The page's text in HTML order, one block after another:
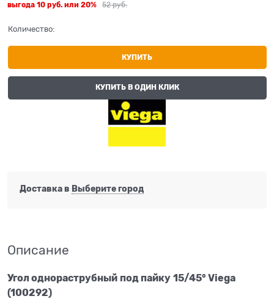
52 руб.
выгода 10 руб. или 20%
Количество:
КУПИТЬ
КУПИТЬ В ОДИН КЛИК
Доставка в Выберите город
Описание
Угол однораструбный под пайку 15/45° Viega
(100292)